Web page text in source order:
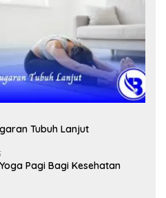
Tubuh Lanjut
Pagi Bagi Kesehatan